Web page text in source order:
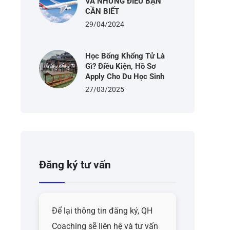
CẦN BIẾT
29/04/2024
Học Bổng Khổng Tử Là
Gì? Điều Kiện, Hồ Sơ
Apply Cho Du Học Sinh
27/03/2025
Đăng ký tư vấn
Để lại thông tin đăng ký, QH
Coaching sẽ liên hệ và tư vấn